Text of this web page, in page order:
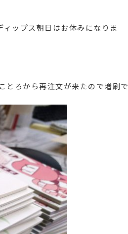
ップス朝日はお休みになりま
とろから再注文が来たので増刷で